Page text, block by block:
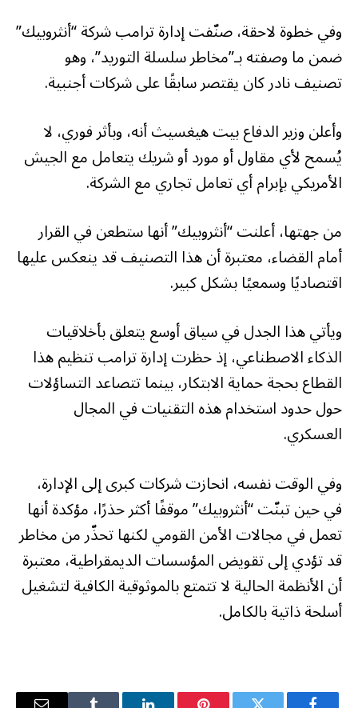
وفي خطوة لاحقة، صنّفت إدارة ترامب شركة “أنثروبيك”
ضمن ما وصفته بـ”مخاطر سلسلة التوريد”، وهو
تصنيف نادر كان يقتصر سابقًا على شركات أجنبية.
وأعلن وزير الدفاع بيت هيغسيث أنه، وبأثر فوري، لا
يُسمح لأي مقاول أو مورد أو شريك يتعامل مع الجيش
الأمريكي بإبرام أي تعامل تجاري مع الشركة.
من جهتها، أعلنت “أنثروبيك” أنها ستطعن في القرار
أمام القضاء، معتبرة أن هذا التصنيف قد ينعكس عليها
اقتصاديًا وسمعيًا بشكل كبير.
ويأتي هذا الجدل في سياق أوسع يتعلق بأخلاقيات
الذكاء الاصطناعي، إذ حظرت إدارة ترامب تنظيم هذا
القطاع بحجة حماية الابتكار، بينما تتصاعد التساؤلات
حول حدود استخدام هذه التقنيات في المجال
العسكري.
وفي الوقت نفسه، انحازت شركات كبرى إلى الإدارة،
في حين تبنّت “أنثروبيك” موقفًا أكثر حذرًا، مؤكدة أنها
تعمل في مجالات الأمن القومي لكنها تحذّر من مخاطر
قد تؤدي إلى تقويض المؤسسات الديمقراطية، معتبرة
أن الأنظمة الحالية لا تتمتع بالموثوقية الكافية لتشغيل
أسلحة ذاتية بالكامل.